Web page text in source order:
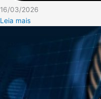
16/03/2026
Leia mais